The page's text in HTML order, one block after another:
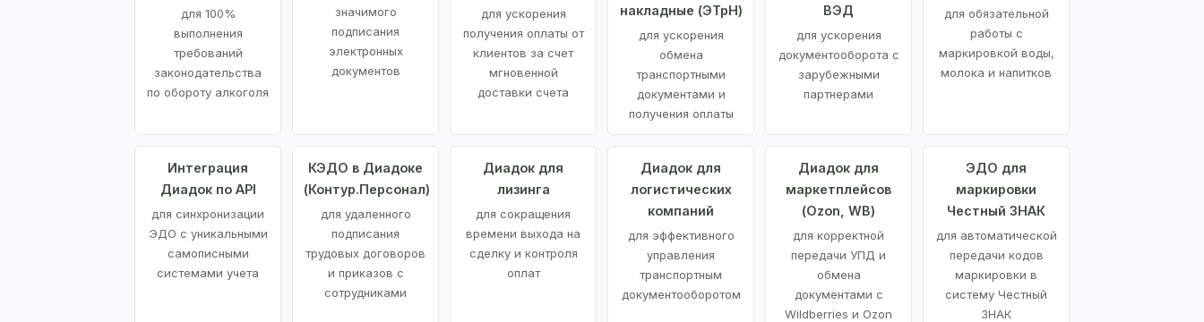
для 100%
выполнения
требований
законодательства
по обороту алкоголя
значимого
подписания
электронных
документов
для ускорения
получения оплаты от
клиентов за счет
мгновенной
доставки счета
накладные (ЭТрН)
для ускорения
обмена
транспортными
документами и
получения оплаты
ВЭД
для ускорения
документооборота с
зарубежными
партнерами
для обязательной
работы с
маркировкой воды,
молока и напитков
Интеграция
Диадок по API
для синхронизации
ЭДО с уникальными
самописными
системами учета
КЭДО в Диадоке
(Контур.Персонал)
для удаленного
подписания
трудовых договоров
и приказов с
сотрудниками
Диадок для
лизинга
для сокращения
времени выхода на
сделку и контроля
оплат
Диадок для
логистических
компаний
для эффективного
управления
транспортным
документооборотом
Диадок для
маркетплейсов
(Ozon, WB)
для корректной
передачи УПД и
обмена
документами с
Wildberries и Ozon
ЭДО для
маркировки
Честный ЗНАК
для автоматической
передачи кодов
маркировки в
систему Честный
ЗНАК